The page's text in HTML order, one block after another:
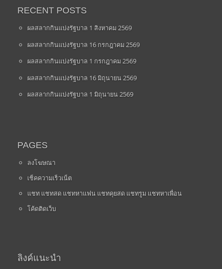
RECENT POSTS
ผลสลากกินแบ่งรัฐบาล 1 สิงหาคม 2569
ผลสลากกินแบ่งรัฐบาล 16 กรกฎาคม 2569
ผลสลากกินแบ่งรัฐบาล 1 กรกฎาคม 2569
ผลสลากกินแบ่งรัฐบาล 16 มิถุนายน 2569
ผลสลากกินแบ่งรัฐบาล 1 มิถุนายน 2569
PAGES
ลงโฆษณา
เช็คความเร็วเน็ต
แชท แชทสด แชทหาแฟน แชทคุยสด แชทรูม แชทหาเพื่อน
โค้ดติดเว็บ
ลิงค์แนะนำ